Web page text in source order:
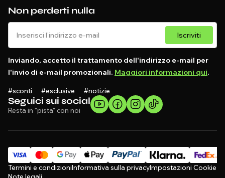
Seguici sui social
Resta in "pista" con noi
Non perderti nulla
Iscriviti
Inviando, accetto il trattamento dell'indirizzo e-mail per
l'invio di e-mail promozionali. Maggiori informazioni qui.
#sconti #esclusive #notizie
Termini e condizioniInformativa sulla privacyImpostazioni Cookie